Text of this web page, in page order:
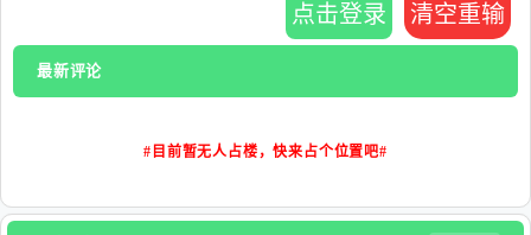
点击登录 清空重输
最新评论
#目前暂无人占楼，快来占个位置吧#